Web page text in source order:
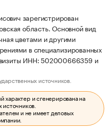
зарегистрирован
область. Основной вид
цветами и другими
в специализированных
ИНН: 502000666359 и
источников.
и сгенерирована на
и не имеет деловых